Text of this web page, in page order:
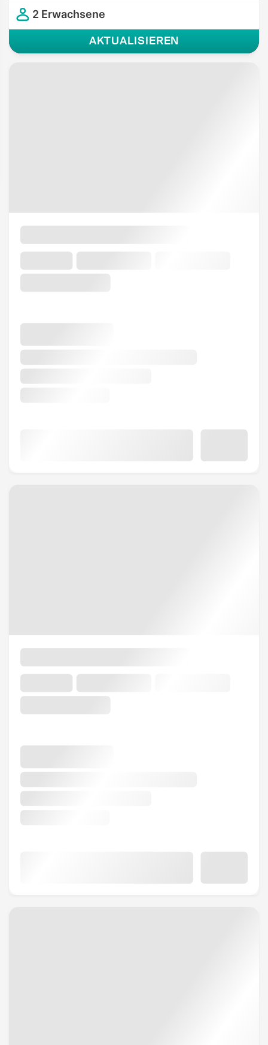
2 Erwachsene
AKTUALISIEREN